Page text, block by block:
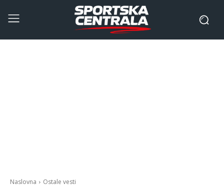
Naslovna Ostale vesti